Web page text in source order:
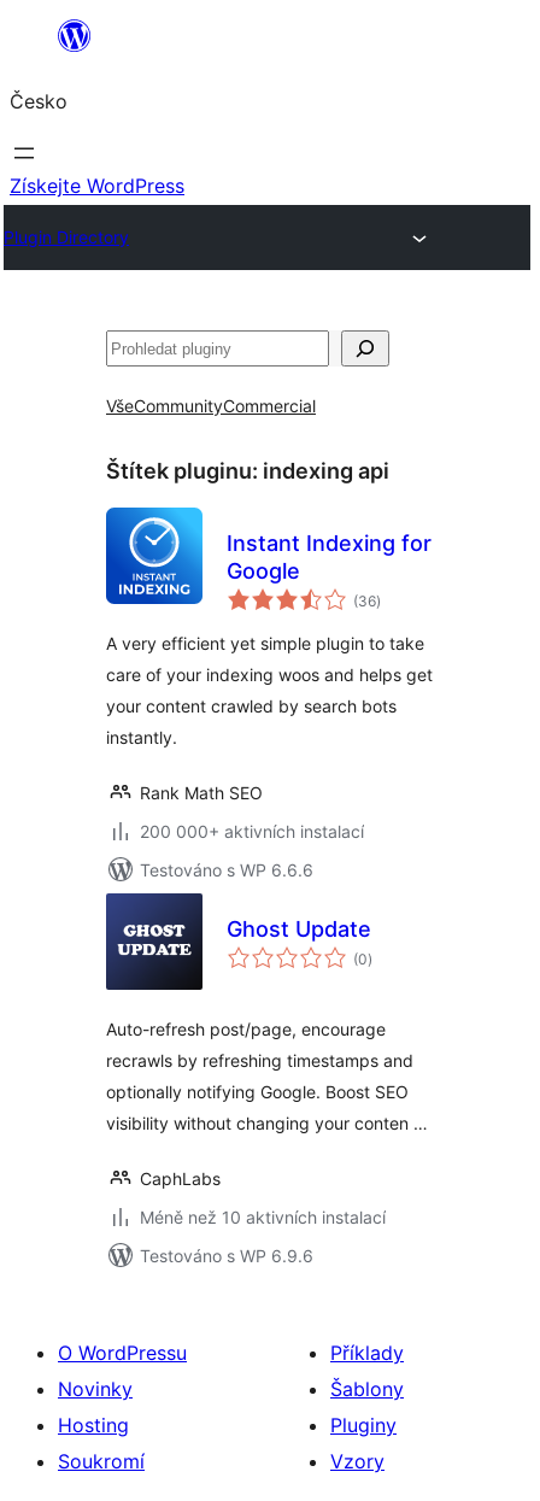
Přeskočit
obsah
Česko
Získejte WordPress
Plugin Directory
Hledat
VšeCommunityCommercial
Štítek pluginu: indexing api
Instant Indexing for
Google
(36celkové
hodnocení
)
A very efficient yet simple plugin to take
care of your indexing woos and helps get
your content crawled by search bots
instantly.
Rank Math SEO
200 000+ aktivních instalací
Testováno s WP 6.6.6
Ghost Update
(0celkové
hodnocení
)
Auto-refresh post/page, encourage
recrawls by refreshing timestamps and
optionally notifying Google. Boost SEO
visibility without changing your conten …
CaphLabs
Méně než 10 aktivních instalací
Testováno s WP 6.9.6
O WordPressu
Novinky
Hosting
Soukromí
Příklady
Šablony
Pluginy
Vzory